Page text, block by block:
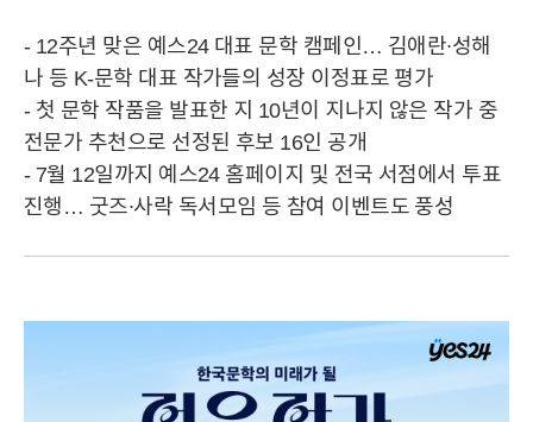
- 12주년 맞은 예스24 대표 문학 캠페인… 김애란∙성해
나 등 K-문학 대표 작가들의 성장 이정표로 평가
- 첫 문학 작품을 발표한 지 10년이 지나지 않은 작가 중
전문가 추천으로 선정된 후보 16인 공개
- 7월 12일까지 예스24 홈페이지 및 전국 서점에서 투표
진행… 굿즈∙사락 독서모임 등 참여 이벤트도 풍성